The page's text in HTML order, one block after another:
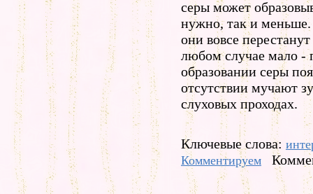
серы может
нужно, так и
они вовсе
любом случае мало
образовании серы
отсутствии мучают
слуховых проходах.
Ключевые слова:
Комментируем